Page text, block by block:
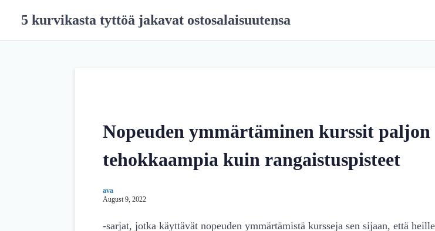
5 kurvikasta tyttöä jakavat ostosalaisuutensa
Nopeuden ymmärtäminen kurssit paljon
tehokkaampia kuin rangaistuspisteet
ava
August 9, 2022
-sarjat, jotka käyttävät nopeuden ymmärtämistä kursseja sen sijaan, että heille